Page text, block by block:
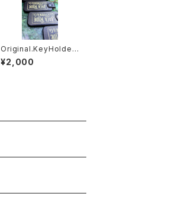
Original.KeyHolder.
xxx.// JACK.RIDE
¥2,000